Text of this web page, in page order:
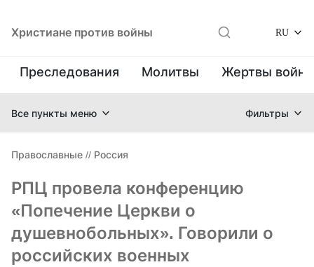
Христиане против войны RU
Преследования Молитвы Жертвы
Все пункты меню Фильтры
Православные // Россия
РПЦ провела конференцию
«Попечение Церкви о
душевнобольных». Говорили о
российских военных